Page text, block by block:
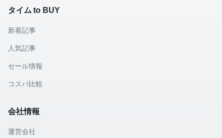
タイム to BUY
新着記事
人気記事
セール情報
コスパ比較
会社情報
運営会社